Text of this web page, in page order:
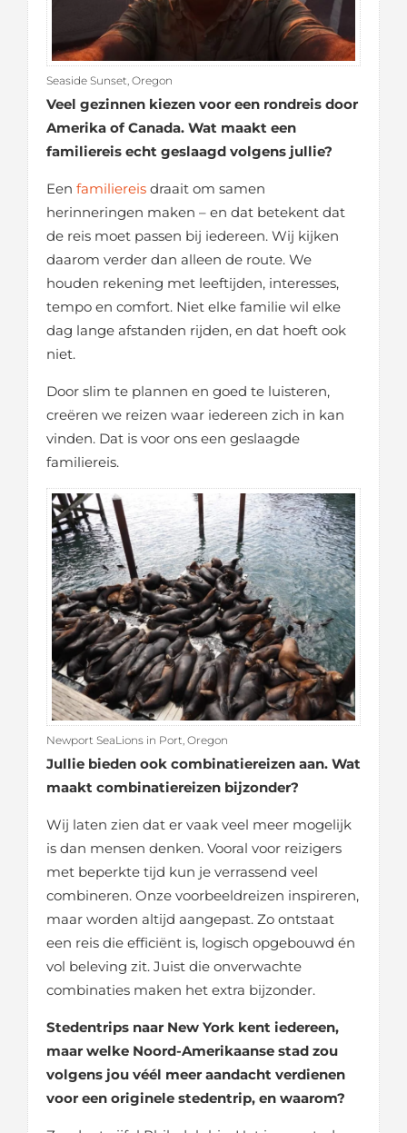
Seaside Sunset, Oregon
Veel gezinnen kiezen voor een rondreis door
Amerika of Canada. Wat maakt een
familiereis echt geslaagd volgens jullie?
Een familiereis draait om samen
herinneringen maken – en dat betekent dat
de reis moet passen bij iedereen. Wij kijken
daarom verder dan alleen de route. We
houden rekening met leeftijden, interesses,
tempo en comfort. Niet elke familie wil elke
dag lange afstanden rijden, en dat hoeft ook
niet.
Door slim te plannen en goed te luisteren,
creëren we reizen waar iedereen zich in kan
vinden. Dat is voor ons een geslaagde
familiereis.
Newport SeaLions in Port, Oregon
Jullie bieden ook combinatiereizen aan. Wat
maakt combinatiereizen bijzonder?
Wij laten zien dat er vaak veel meer mogelijk
is dan mensen denken. Vooral voor reizigers
met beperkte tijd kun je verrassend veel
combineren. Onze voorbeeldreizen inspireren,
maar worden altijd aangepast. Zo ontstaat
een reis die efficiënt is, logisch opgebouwd én
vol beleving zit. Juist die onverwachte
combinaties maken het extra bijzonder.
Stedentrips naar New York kent iedereen,
maar welke Noord-Amerikaanse stad zou
volgens jou véél meer aandacht verdienen
voor een originele stedentrip, en waarom?